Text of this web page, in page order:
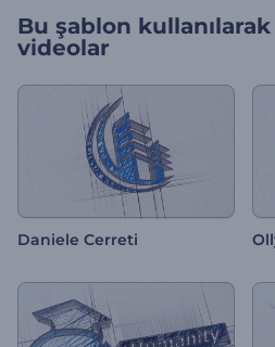
Bu şablon
videolar
Daniele Cerreti